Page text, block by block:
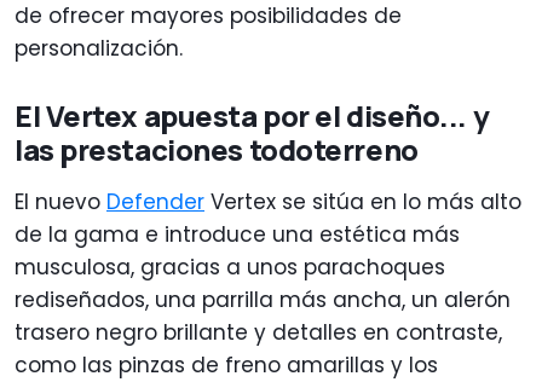
de ofrecer mayores posibilidades de
personalización.
El Vertex apuesta por el diseño... y
las prestaciones todoterreno
El nuevo Defender Vertex se sitúa en lo más alto
de la gama e introduce una estética más
musculosa, gracias a unos parachoques
rediseñados, una parrilla más ancha, un alerón
trasero negro brillante y detalles en contraste,
como las pinzas de freno amarillas y los